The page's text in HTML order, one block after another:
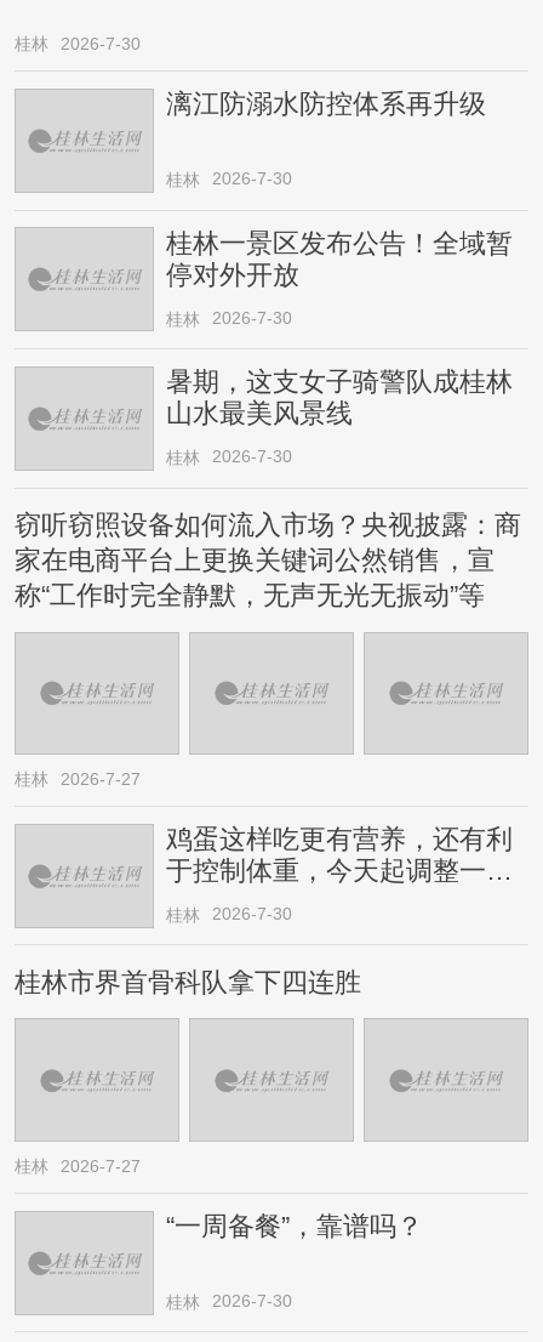
桂林 2026-7-30
漓江防溺水防控体系再升级
桂林 2026-7-30
桂林一景区发布公告！全域暂
停对外开放
桂林 2026-7-30
暑期，这支女子骑警队成桂林
山水最美风景线
桂林 2026-7-30
窃听窃照设备如何流入市场？央视披露：商
家在电商平台上更换关键词公然销售，宣
称“工作时完全静默，无声无光无振动”等
桂林 2026-7-27
鸡蛋这样吃更有营养，还有利
于控制体重，今天起调整一下
→
桂林 2026-7-30
桂林市界首骨科队拿下四连胜
桂林 2026-7-27
“一周备餐”，靠谱吗？
桂林 2026-7-30